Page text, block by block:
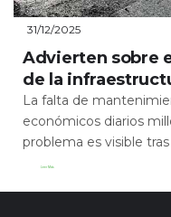
31/12/2025
Advierten sobre
de la
La falta de
económicos diarios
problema es visible tras
Leer Más